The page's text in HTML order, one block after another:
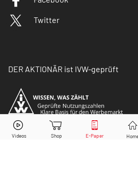
Deutsche Telekom Aktie jetzt handeln?
Twitter
DER AKTIONÄR ist IVW-geprüft